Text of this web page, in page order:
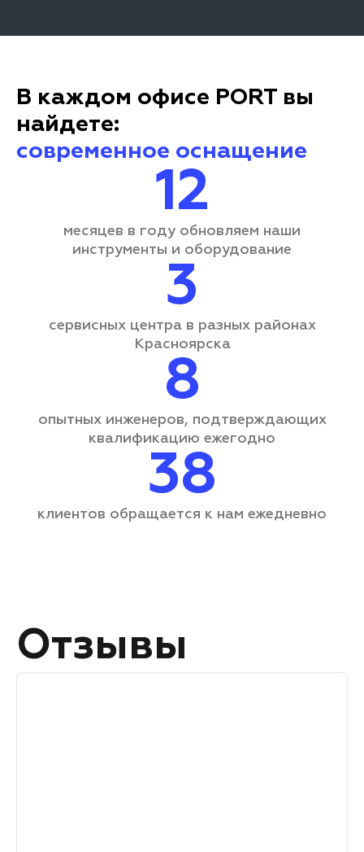
В каждом офисе PORT вы
найдете:
современное оснащение
12
месяцев в году обновляем наши
инструменты и оборудование
3
сервисных центра в разных районах
Красноярска
8
опытных инженеров, подтверждающих
квалификацию ежегодно
38
клиентов обращается к нам ежедневно
Отзывы